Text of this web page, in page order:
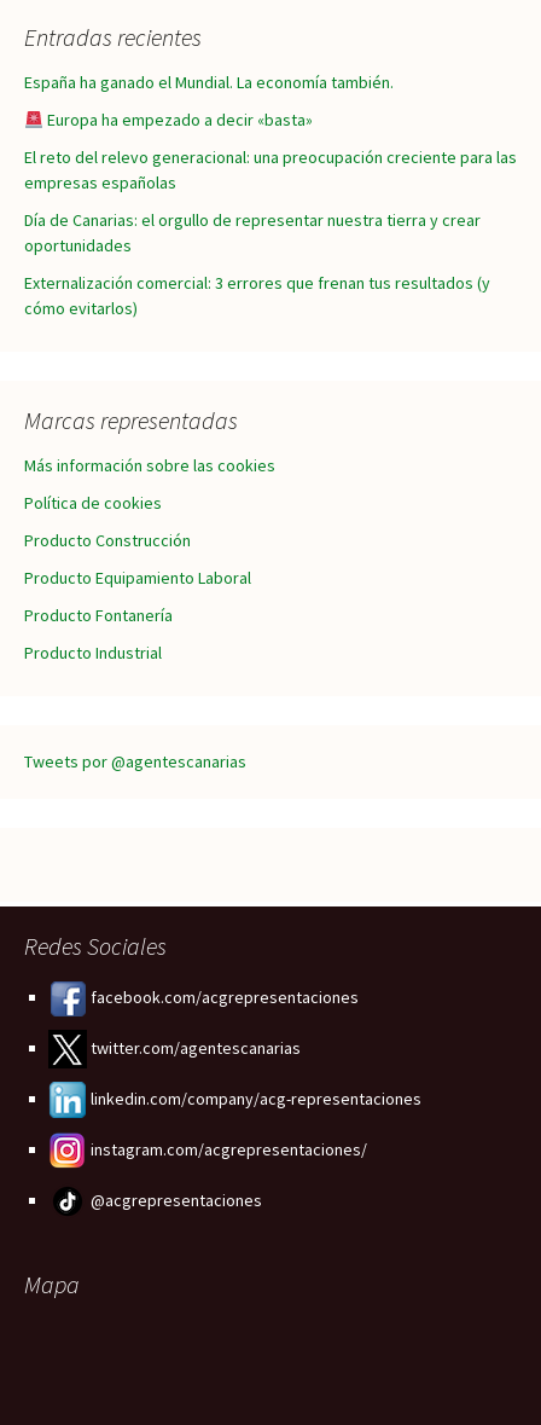
Entradas recientes
España ha ganado el Mundial. La economía también.
Europa ha empezado a decir «basta»
El reto del relevo generacional: una preocupación creciente para las
empresas españolas
Día de Canarias: el orgullo de representar nuestra tierra y crear
oportunidades
Externalización comercial: 3 errores que frenan tus resultados (y
cómo evitarlos)
Marcas representadas
Más información sobre las cookies
Política de cookies
Producto Construcción
Producto Equipamiento Laboral
Producto Fontanería
Producto Industrial
Tweets por @agentescanarias
Redes Sociales
facebook.com/acgrepresentaciones
twitter.com/agentescanarias
linkedin.com/company/acg-representaciones
instagram.com/acgrepresentaciones/
@acgrepresentaciones
Mapa